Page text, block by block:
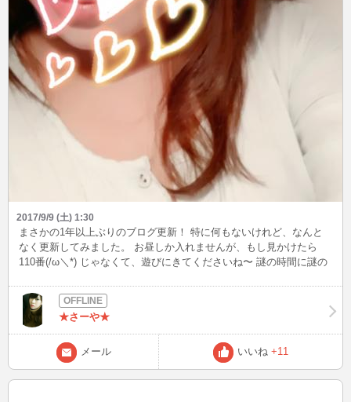
2017/9/9 (土) 1:30
まさかの1年以上ぶりのブログ更新！ 特に何もないけれど、なんと
なく更新してみました。 お昼しか入れませんが、もし見かけたら
110番(/ω＼*) じゃなくて、遊びにきてくださいね〜 謎の時間に謎の
でわでわ〜♪
★さーや★
メール いいね +11